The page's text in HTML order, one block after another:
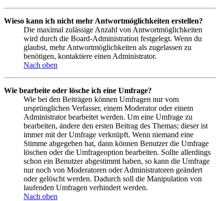
Wieso kann ich nicht mehr Antwortmöglichkeiten erstellen?
Die maximal zulässige Anzahl von Antwortmöglichkeiten
wird durch die Board-Administration festgelegt. Wenn du
glaubst, mehr Antwortmöglichkeiten als zugelassen zu
benötigen, kontaktiere einen Administrator.
Nach oben
Wie bearbeite oder lösche ich eine Umfrage?
Wie bei den Beiträgen können Umfragen nur vom
ursprünglichen Verfasser, einem Moderator oder einem
Administrator bearbeitet werden. Um eine Umfrage zu
bearbeiten, ändere den ersten Beitrag des Themas; dieser ist
immer mit der Umfrage verknüpft. Wenn niemand eine
Stimme abgegeben hat, dann können Benutzer die Umfrage
löschen oder die Umfrageoption bearbeiten. Sollte allerdings
schon ein Benutzer abgestimmt haben, so kann die Umfrage
nur noch von Moderatoren oder Administratoren geändert
oder gelöscht werden. Dadurch soll die Manipulation von
laufenden Umfragen verhindert werden.
Nach oben